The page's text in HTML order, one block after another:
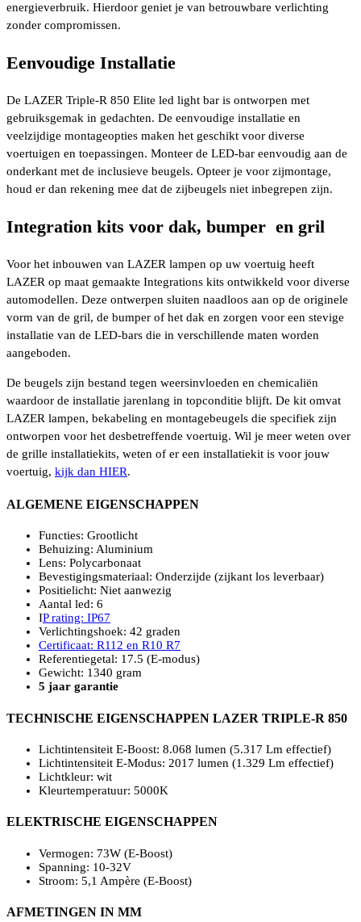
energieverbruik. Hierdoor geniet je van betrouwbare verlichting
zonder compromissen.
Eenvoudige Installatie
De LAZER Triple-R 850 Elite led light bar is ontworpen met
gebruiksgemak in gedachten. De eenvoudige installatie en
veelzijdige montageopties maken het geschikt voor diverse
voertuigen en toepassingen. Monteer de LED-bar eenvoudig aan de
onderkant met de inclusieve beugels. Opteer je voor zijmontage,
houd er dan rekening mee dat de zijbeugels niet inbegrepen zijn.
Integration kits voor dak, bumper en gril
Voor het inbouwen van LAZER lampen op uw voertuig heeft
LAZER op maat gemaakte Integrations kits ontwikkeld voor diverse
automodellen. Deze ontwerpen sluiten naadloos aan op de originele
vorm van de gril, de bumper of het dak en zorgen voor een stevige
installatie van de LED-bars die in verschillende maten worden
aangeboden.
De beugels zijn bestand tegen weersinvloeden en chemicaliën
waardoor de installatie jarenlang in topconditie blijft. De kit omvat
LAZER lampen, bekabeling en montagebeugels die specifiek zijn
ontworpen voor het desbetreffende voertuig. Wil je meer weten over
de grille installatiekits, weten of er een installatiekit is voor jouw
voertuig, kijk dan HIER.
ALGEMENE EIGENSCHAPPEN
Functies: Grootlicht
Behuizing: Aluminium
Lens: Polycarbonaat
Bevestigingsmateriaal: Onderzijde (zijkant los leverbaar)
Positielicht: Niet aanwezig
Aantal led: 6
IP rating: IP67
Verlichtingshoek: 42 graden
Certificaat: R112 en R10 R7
Referentiegetal: 17.5 (E-modus)
Gewicht: 1340 gram
5 jaar garantie
TECHNISCHE EIGENSCHAPPEN LAZER TRIPLE-R 850
Lichtintensiteit E-Boost: 8.068 lumen (5.317 Lm effectief)
Lichtintensiteit E-Modus: 2017 lumen (1.329 Lm effectief)
Lichtkleur: wit
Kleurtemperatuur: 5000K
ELEKTRISCHE EIGENSCHAPPEN
Vermogen: 73W (E-Boost)
Spanning: 10-32V
Stroom: 5,1 Ampère (E-Boost)
AFMETINGEN IN MM